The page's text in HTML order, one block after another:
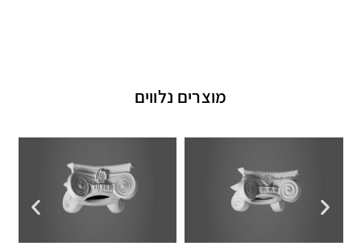
מוצרים נלווים